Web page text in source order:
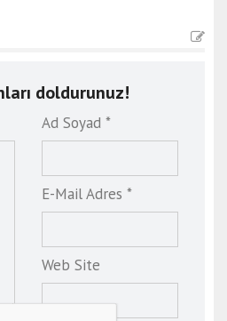
doldurunuz!
Ad Soyad *
E-Mail Adres *
Web Site